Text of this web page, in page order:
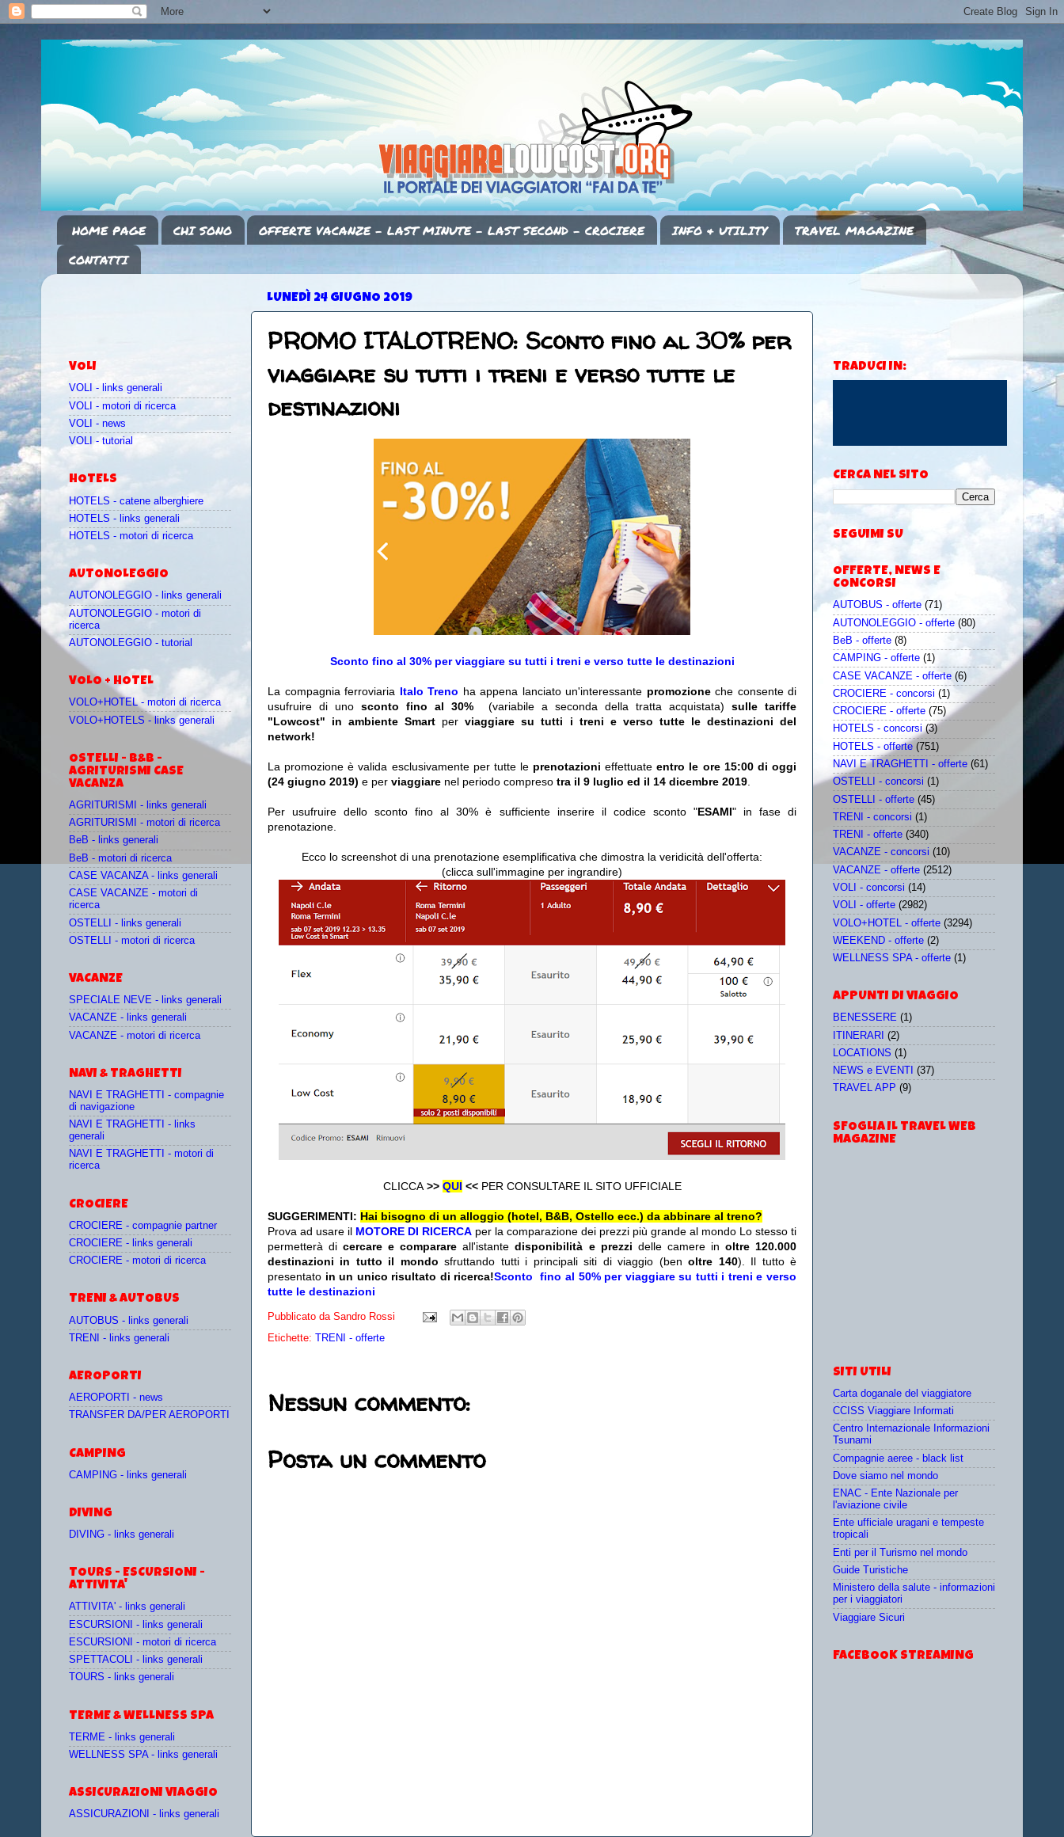
HOME PAGE CHI SONO OFFERTE VACANZE - LAST MINUTE - LAST SECOND - CROCIERE INFO & UTILITY
TRAVEL MAGAZINE
CONTATTI
LUNEDÌ 24 GIUGNO 2019
PROMO ITALOTRENO: Sconto fino al 30% per
viaggiare su tutti i treni e verso tutte le
destinazioni
Sconto fino al 30% per viaggiare su tutti i treni e verso tutte le destinazioni
La compagnia ferroviaria Italo Treno ha appena lanciato un'interessante promozione che consente di
usufruire di unosconto fino al 30% (variabile a seconda della tratta acquistata) sulle tariffe
"Lowcost" in ambiente Smart per viaggiaresu tutti i treni e verso tutte le destinazioni del
network!
La promozione è valida esclusivamente per tutte le prenotazionieffettuateentro le ore 15:00 di oggi
(24 giugno 2019) e per viaggiare nel periodo compreso tra il 9 luglio ed il 14 dicembre 2019
Per usufruire dello sconto fino al 30% è sufficiente inserire il codice sconto "ESAMI" in fase di
prenotazione.
Ecco lo screenshot di una prenotazione esemplificativa che dimostra la veridicità dell'offerta:
(clicca sull'immagine per ingrandire)
CLICCA >> QUI << PER CONSULTARE IL SITO UFFICIALE
SUGGERIMENTI: Hai bisogno di un alloggio (hotel, B&B, Ostello ecc.) da abbinare al treno?
Prova ad usare il MOTORE DI RICERCA per la comparazione dei prezzi più grande al mondo Lo stesso ti
permetterà dicercare e comparareall'istantedisponibilità e prezzi delle camere in oltre 120.000
destinazioni in tutto il mondo sfruttando tutti i principali siti di viaggio (benoltre 140). Il tutto è
presentato in un unico risultato di ricerca!Sconto fino al 50% per viaggiare su tutti i treni e verso
tutte le destinazioni
Pubblicato da Sandro Rossi
Etichette: TRENI - offerte
Nessun commento:
Posta un commento
VOLI
VOLI - links generali
VOLI - motori di ricerca
VOLI - news
VOLI - tutorial
HOTELS
HOTELS - catene alberghiere
HOTELS - links generali
HOTELS - motori di ricerca
AUTONOLEGGIO
AUTONOLEGGIO - links generali
AUTONOLEGGIO - motori di
ricerca
AUTONOLEGGIO - tutorial
VOLO + HOTEL
VOLO+HOTEL - motori di ricerca
VOLO+HOTELS - links generali
OSTELLI - B&B -
AGRITURISMI CASE
VACANZA
AGRITURISMI - links generali
AGRITURISMI - motori di ricerca
BeB - links generali
BeB - motori di ricerca
CASE VACANZA - links generali
CASE VACANZE - motori di
ricerca
OSTELLI - links generali
OSTELLI - motori di ricerca
VACANZE
SPECIALE NEVE - links generali
VACANZE - links generali
VACANZE - motori di ricerca
NAVI & TRAGHETTI
NAVI E TRAGHETTI - compagnie
di navigazione
NAVI E TRAGHETTI - links
generali
NAVI E TRAGHETTI - motori di
ricerca
CROCIERE
CROCIERE - compagnie partner
CROCIERE - links generali
CROCIERE - motori di ricerca
TRENI & AUTOBUS
AUTOBUS - links generali
TRENI - links generali
AEROPORTI
AEROPORTI - news
TRANSFER DA/PER AEROPORTI
CAMPING
CAMPING - links generali
DIVING
DIVING - links generali
TOURS - ESCURSIONI -
ATTIVITA'
ATTIVITA' - links generali
ESCURSIONI - links generali
ESCURSIONI - motori di ricerca
SPETTACOLI - links generali
TOURS - links generali
TERME & WELLNESS SPA
TERME - links generali
WELLNESS SPA - links generali
ASSICURAZIONI VIAGGIO
ASSICURAZIONI - links generali
TRADUCI IN:
CERCA NEL SITO
SEGUIMI SU
OFFERTE, NEWS E
CONCORSI
AUTOBUS - offerte (71)
AUTONOLEGGIO - offerte (80)
BeB - offerte (8)
CAMPING - offerte (1)
CASE VACANZE - offerte (6)
CROCIERE - concorsi (1)
CROCIERE - offerte (75)
HOTELS - concorsi (3)
HOTELS - offerte (751)
NAVI E TRAGHETTI - offerte (61)
OSTELLI - concorsi (1)
OSTELLI - offerte (45)
TRENI - concorsi (1)
TRENI - offerte (340)
VACANZE - concorsi (10)
VACANZE - offerte (2512)
VOLI - concorsi (14)
VOLI - offerte (2982)
VOLO+HOTEL - offerte (3294)
WEEKEND - offerte (2)
WELLNESS SPA - offerte (1)
APPUNTI DI VIAGGIO
BENESSERE (1)
ITINERARI (2)
LOCATIONS (1)
NEWS e EVENTI
(37)
TRAVEL APP (9)
SFOGLIA IL TRAVEL WEB
MAGAZINE
SITI UTILI
Carta doganale del viaggiatore
CCISS Viaggiare Informati
Centro Internazionale Informazioni
Tsunami
Compagnie aeree - black list
Dove siamo nel mondo
ENAC - Ente Nazionale per
l'aviazione civile
Ente ufficiale uragani e tempeste
tropicali
Enti per il Turismo nel mondo
Guide Turistiche
Ministero della salute - informazioni
per i viaggiatori
Viaggiare Sicuri
FACEBOOK STREAMING